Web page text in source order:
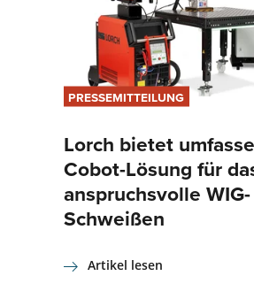
PRESSEMITTEILUNG
Lorch bietet
Cobot-Lösung für
anspruchsvolle WIG-
Schweißen
Artikel lesen